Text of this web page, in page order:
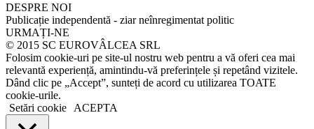
DESPRE NOI
Publicație independentă - ziar neînregimentat politic
URMAȚI-NE
© 2015 SC EUROVÂLCEA SRL
Folosim cookie-uri pe site-ul nostru web pentru a vă oferi cea mai
relevantă experiență, amintindu-vă preferințele și repetând vizitele.
Dând clic pe „Accept”, sunteți de acord cu utilizarea TOATE
cookie-urile.
Setări cookie
ACEPTA